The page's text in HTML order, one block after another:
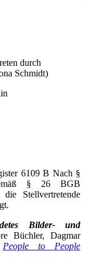
durch
Schmidt)
6109 B Nach §
§ 26 BGB
Stellvertretende
Bilder- und
Büchler, Dagmar
People to People